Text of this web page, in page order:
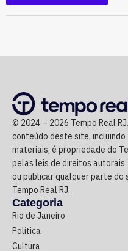
Na avaliação da PGE,
Com informações do blog
Atualmente deputado
recursos do SUS
comprovantes
O caso envolve uma
recursos do Sistema
2007, quando Dr. Flávio
Queimados.
Segundo o Ministério
das despesas realizadas
© 2024 – 2026 Tempo Real
conteúdo deste site,
materiais, é propriedade do
pelas leis de direitos
ou publicar qualquer parte do
Tempo Real RJ.
Categoria
Rio de Janeiro
Política
Cultura